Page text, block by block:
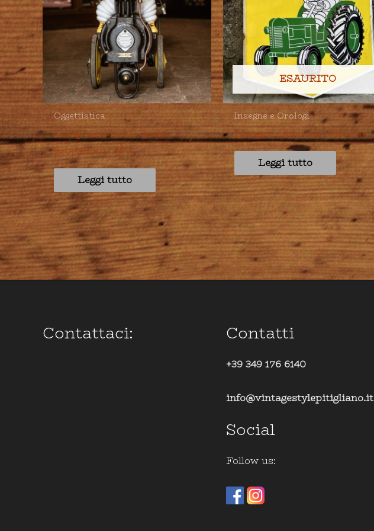
Oggettistica
Compressore Michelin
Bibendum 1920
Leggi tutto
ESAURITO
Insegne e Orologi
Insegna smaltata Michelin
Leggi tutto
Contattaci: Contatti
+39 349 176 6140
info@vintagestylepitigliano.it
Social
Follow us: